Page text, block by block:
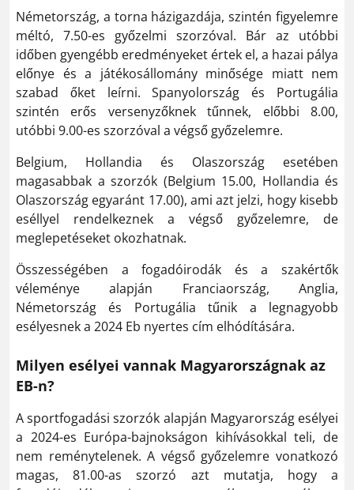
Németország, a torna házigazdája, szintén figyelemre
méltó, 7.50-es győzelmi szorzóval. Bár az utóbbi
időben gyengébb eredményeket értek el, a hazai pálya
előnye és a játékosállomány minősége miatt nem
szabad őket leírni. Spanyolország és Portugália
szintén erős versenyzőknek tűnnek, előbbi 8.00,
utóbbi 9.00-es szorzóval a végső győzelemre.
Belgium, Hollandia és Olaszország esetében
magasabbak a szorzók (Belgium 15.00, Hollandia és
Olaszország egyaránt 17.00), ami azt jelzi, hogy kisebb
eséllyel rendelkeznek a végső győzelemre, de
meglepetéseket okozhatnak.
Összességében a fogadóirodák és a szakértők
véleménye alapján Franciaország, Anglia,
Németország és Portugália tűnik a legnagyobb
esélyesnek a 2024 Eb nyertes cím elhódítására.
Milyen esélyei vannak Magyarországnak az
EB-n?
A sportfogadási szorzók alapján Magyarország esélyei
a 2024-es Európa-bajnokságon kihívásokkal teli, de
nem reménytelenek. A végső győzelemre vonatkozó
magas, 81.00-as szorzó azt mutatja, hogy a